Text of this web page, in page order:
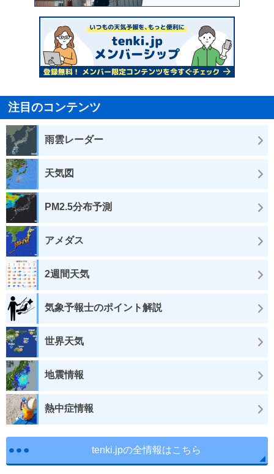
注目のコンテンツ
雨雲レーダー
天気図
PM2.5分布予測
アメダス
2週間天気
気象予報士のポイント解説
世界天気
地震情報
熱中症情報
tenki.jpの全情報はこちら